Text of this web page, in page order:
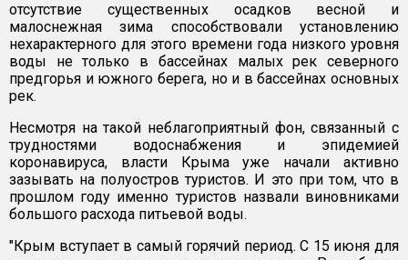
отсутствие существенных осадков весной и
малоснежная зима способствовали установлению
нехарактерного для этого времени года низкого уровня
воды не только в бассейнах малых рек северного
предгорья и южного берега, но и в бассейнах основных
рек.
Несмотря на такой неблагоприятный фон, связанный с
трудностями водоснабжения и эпидемией
коронавируса, власти Крыма уже начали активно
зазывать на полуостров туристов. И это при том, что в
прошлом году именно туристов назвали виновниками
большого расхода питьевой воды.
"Крым вступает в самый горячий период. С 15 июня для